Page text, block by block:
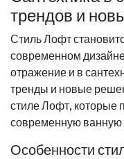
трендов и
Стиль Лофт
современном
отражение и в
тренды и новые
стиле Лофт, которые
современную ванную
Особенности